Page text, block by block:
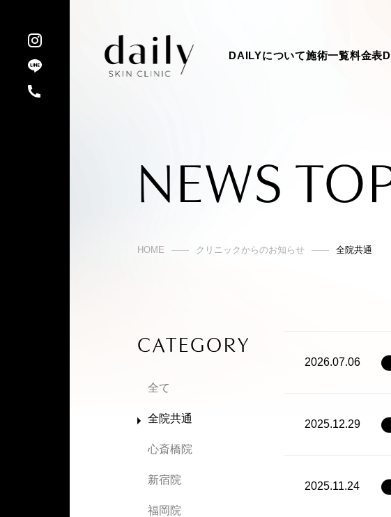
DAILYについて施術一覧料金表
NEWS
HOME クリニックからのお知らせ 全院共通
CATEGORY
全て
全院共通
心斎橋院
新宿院
福岡院
2026.07.06
2025.12.29
2025.11.24